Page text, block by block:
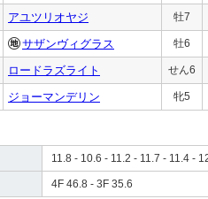
アユツリオヤジ 牡7
サザンヴィグラス 牡6
ロードラズライト せん6
ジョーマンデリン 牝5
11.8 - 10.6 - 11.2 - 11.7 - 11.4 -
4F 46.8 - 3F 35.6